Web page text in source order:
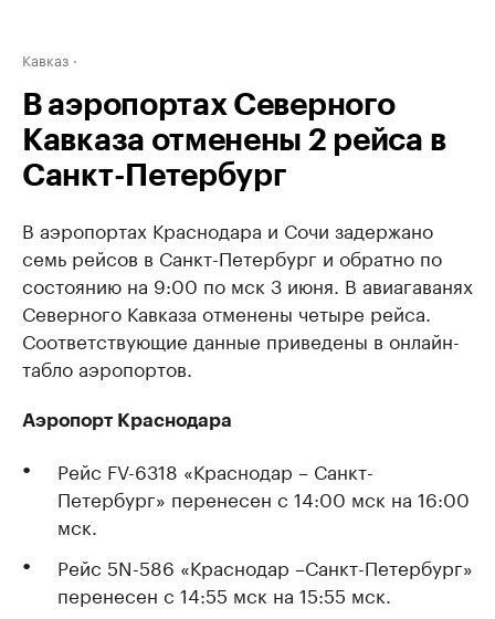
Кавказ
В аэропортах Северного
Кавказа отменены 2 рейса в
Санкт-Петербург
В аэропортах Краснодара и Сочи задержано
семь рейсов в Санкт-Петербург и обратно по
состоянию на 9:00 по мск 3 июня. В авиагаванях
Северного Кавказа отменены четыре рейса.
Соответствующие данные приведены в онлайн-
табло аэропортов.
Аэропорт Краснодара
Рейс FV-6318 «Краснодар – Санкт-
Петербург» перенесен с 14:00 мск на 16:00
мск.
Рейс 5N-586 «Краснодар –Санкт-Петербург»
перенесен с 14:55 мск на 15:55 мск.